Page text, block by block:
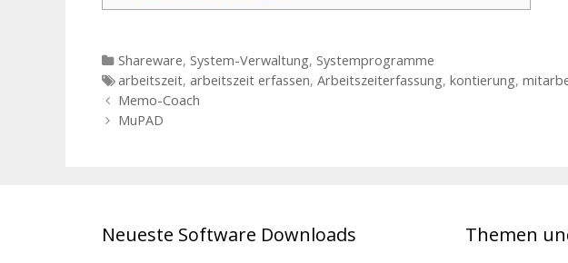
Kategorien
Shareware, System-Verwaltung, Systemprogramme
Tags
arbeitszeit, arbeitszeit erfassen, Arbeitszeiterfassung, kontierung,
Beitrags-Navigation
Memo-Coach
MuPAD
Neueste Software Downloads Themen